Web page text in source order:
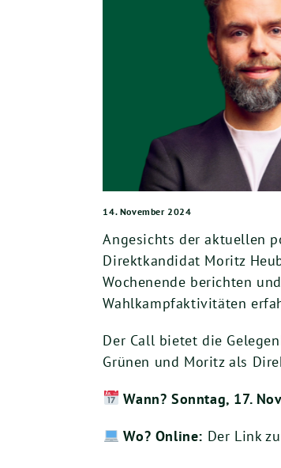
14. November 2024
Angesichts der aktuellen
Direktkandidat Moritz
Wochenende berichten
Wahlkampfaktivitäten
Der Call bietet die
Grünen und Moritz als
Wann? Sonntag, 17.
Wo? Online: Der Link